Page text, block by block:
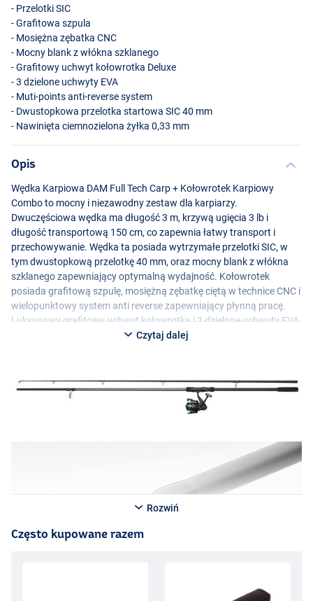
- PrzelotkiSIC
- Grafitowa szpula
- Mosiężna zębatka CNC
- Mocny blank z włókna szklanego
- Grafitowy uchwyt kołowrotka Deluxe
- 3 dzielone uchwyty EVA
- Muti-points anti-reverse system
- Dwustopkowa przelotka startowa SIC40 mm
- Nawinięta ciemnozielona żyłka 0,33 mm
Opis
Wędka Karpiowa DAM Full Tech Carp + Kołowrotek Karpiowy
Combo to mocny i niezawodny zestaw dla karpiarzy.
Dwuczęściowa wędka ma długość 3 m, krzywą ugięcia 3 lb i
długość transportową 150 cm, co zapewnia łatwy transport i
przechowywanie. Wędka ta posiada wytrzymałe przelotkiSIC, w
tym dwustopkową przelotkę 40 mm, oraz mocny blank z włókna
szklanego zapewniający optymalną wydajność. Kołowrotek
posiada grafitową szpulę, mosiężną zębatkę ciętą w techniceCNC i
wielopunktowy system anti reverse zapewniający płynną pracę.
Luksusowy grafitowy uchwyt kołowrotka i 3 dzielone uchwytyEVA
zapewniają dodatkowy komfort podczas łowienia. Zestaw jest
Czytaj dalej
Rozwiń
Często kupowane razem